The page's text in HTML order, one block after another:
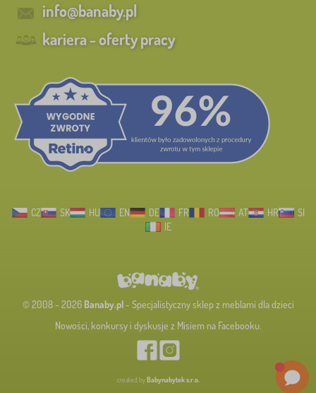
info@banaby.pl
kariera - oferty pracy
CZ SK HU EN DE FR RO AT HR
SI
IE
© 2008 - 2026 Banaby.pl- Specjalistyczny sklep z meblami dla dzieci
Nowości, konkursy i dyskusje z Misiem na Facebooku.
created by Babynabytek s.r.o.